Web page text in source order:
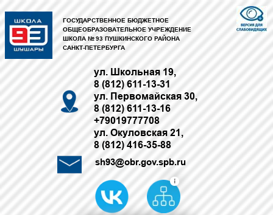
ГОСУДАРСТВЕННОЕ БЮДЖЕТНОЕ
ОБЩЕОБРАЗОВАТЕЛЬНОЕ УЧРЕЖДЕНИЕ
ШКОЛА № 93 ПУШКИНСКОГО РАЙОНА
САНКТ-ПЕТЕРБУРГА
ул. Школьная 19,
8 (812) 611-13-31
ул. Первомайская 30,
8 (812) 611-13-16
+79019777708
ул. Окуловская 21,
8 (812) 416-35-88
sh93@obr.gov.spb.ru